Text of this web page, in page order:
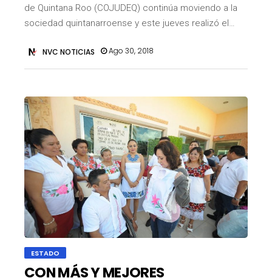
de Quintana Roo (COJUDEQ) continúa moviendo a la
sociedad quintanarroense y este jueves realizó el…
NVC NOTICIAS Ago 30, 2018
ESTADO
CON MÁS Y MEJORES